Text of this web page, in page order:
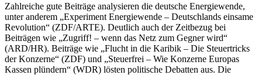
Zahlreiche gute Beiträge analysieren die deutsche Energiewende,
unter anderem „Experiment Energiewende – Deutschlands einsame
Revolution“ (ZDF/ARTE). Deutlich auch der Zeitbezug bei
Beiträgen wie „Zugriff! – wenn das Netz zum Gegner wird“
(ARD/HR). Beiträge wie „Flucht in die Karibik – Die Steuertricks
der Konzerne“ (ZDF) und „Steuerfrei – Wie Konzerne Europas
Kassen plündern“ (WDR) lösten politische Debatten aus. Die